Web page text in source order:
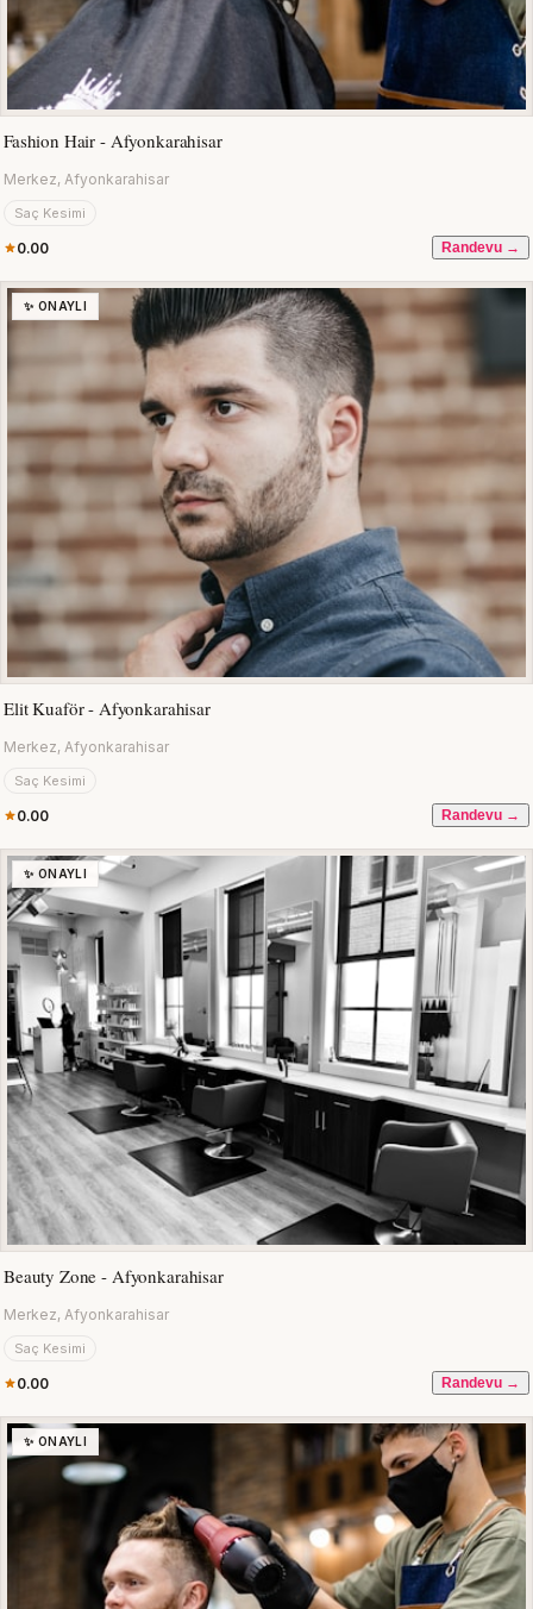
Fashion Hair - Afyonkarahisar
Merkez, Afyonkarahisar
Saç Kesimi
0.00 Randevu →
✨ ONAYLI
Elit Kuaför - Afyonkarahisar
Merkez, Afyonkarahisar
Saç Kesimi
0.00 Randevu →
✨ ONAYLI
Beauty Zone - Afyonkarahisar
Merkez, Afyonkarahisar
Saç Kesimi
0.00 Randevu →
✨ ONAYLI